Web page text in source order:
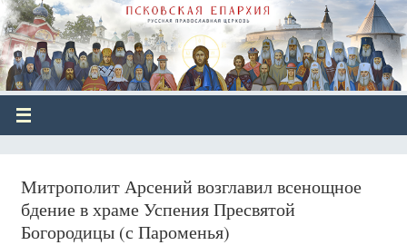
Митрополит Арсений возглавил всенощное
бдение в храме Успения Пресвятой
Богородицы (с Пароменья)